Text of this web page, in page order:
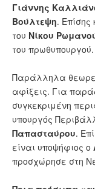
Γιάννης
Βούλτεψη. Επίσης
του Νίκου
του πρωθυπουργού.
Παράλληλα
αφίξεις. Για
συγκεκριμένη
υπουργός
Παπασταύρου.
είναι υποψήφιος ο
προσχώρησε στη